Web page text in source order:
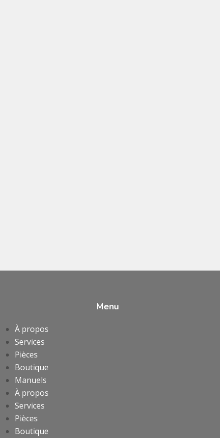
Menu
À propos
Services
Pièces
Boutique
Manuels
À propos
Services
Pièces
Boutique